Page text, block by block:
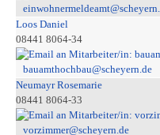
Loos Daniel
08441 8064-34
bauamthochbau@scheyern.de
Neumayr Rosemarie
08441 8064-33
vorzimmer@scheyern.de